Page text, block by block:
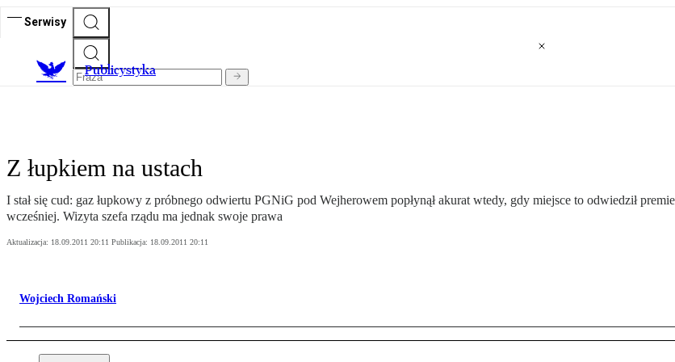
Serwisy
Publicystyka
Z łupkiem na ustach
I stał się cud: gaz łupkowy z próbnego odwiertu PGNiG pod Wejherowem popłynął akurat wtedy, gdy miejsce to odwiedził
wcześniej. Wizyta szefa rządu ma jednak swoje prawa
Aktualizacja: 18.09.2011 20:11 Publikacja: 18.09.2011 20:11
Wojciech Romański